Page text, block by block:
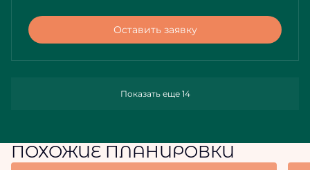
Оставить заявку
Показать еще 14
ПОХОЖИЕ ПЛАНИРОВКИ